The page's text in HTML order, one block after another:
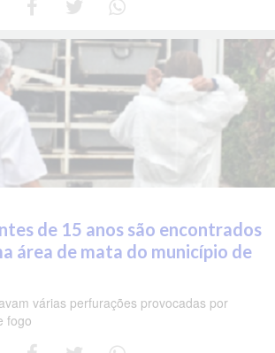
de 15 anos são encontrados
área de mata do município de
várias perfurações provocadas por
fogo